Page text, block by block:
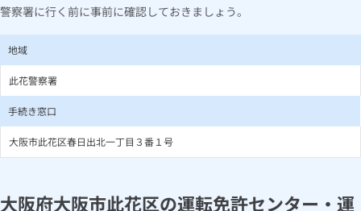
警察署に行く前に事前に確認しておきましょう。
地域
此花警察署
手続き窓口
大阪市此花区春日出北一丁目３番１号
大阪府大阪市此花区の運転免許センター・運